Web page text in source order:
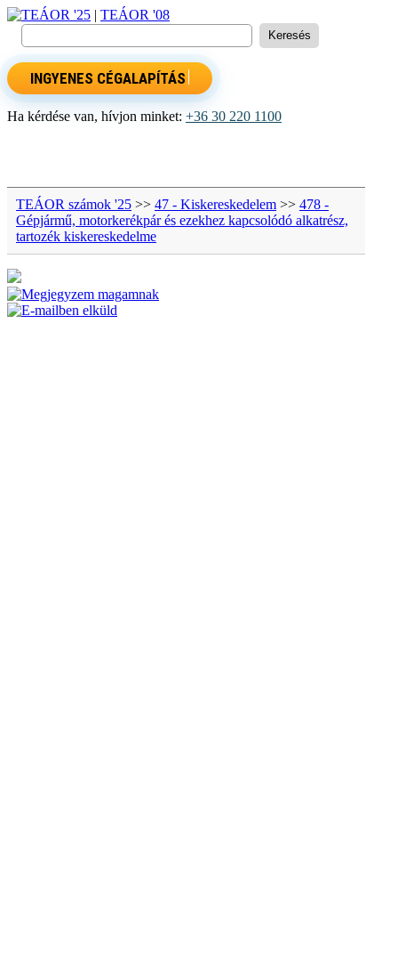
TEÁOR '25 | TEÁOR '08
INGYENES CÉGALAPÍTÁS
Ha kérdése van, hívjon minket: +36 30 220 1100
TEÁOR számok '25 >> 47 - Kiskereskedelem >> 478 -
Gépjármű, motorkerékpár és ezekhez kapcsolódó alkatrész,
tartozék kiskereskedelme